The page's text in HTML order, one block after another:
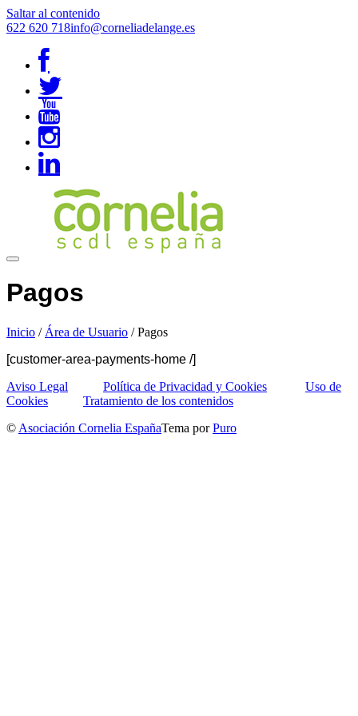
Saltar al contenido
622 620 718info@corneliadelange.es
Pagos
Inicio / Área de Usuario / Pagos
[customer-area-payments-home /]
Aviso Legal
Política de Privacidad y Cookies
Uso de
Cookies
Tratamiento de los contenidos
© Asociación Cornelia EspañaTema porPuro